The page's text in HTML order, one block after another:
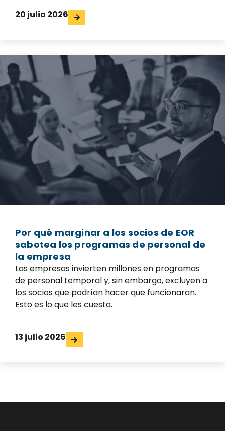
20 julio 2026
Por qué marginar a los socios de EOR
sabotea los programas de personal de
la empresa
Las empresas invierten millones en programas
de personal temporal y, sin embargo, excluyen a
los socios que podrían hacer que funcionaran.
Esto es lo que les cuesta.
13 julio 2026